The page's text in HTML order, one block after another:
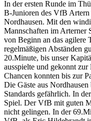
In der ersten Runde im
B-Junioren des VfB
Nordhausen. Mit den
Mannschaften im Arterner
von Beginn an das agilere
regelmäßigen Abständen
20.Minute, bis unser
ausspielte und gekonnt
Chancen konnten bis zur
Die Gäste aus
Standards gefährlich. In
Spiel. Der VfB mit guten
nicht gelingen. In der